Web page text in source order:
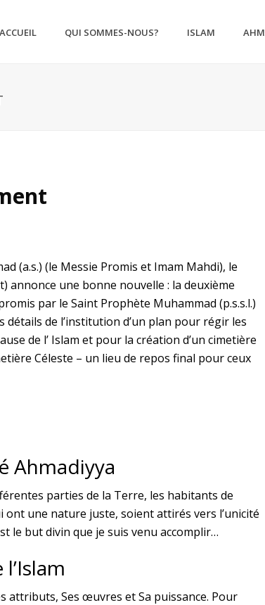
ACCUEIL QUI SOMMES-NOUS? ISLAM
(a.s.) (le Messie Promis et Imam Mahdi), le
annonce une bonne nouvelle : la deuxième
par le Saint Prophète Muhammad (p.s.s.l.)
de l’institution d’un plan pour régir les
de l’ Islam et pour la création d’un cimetière
Céleste – un lieu de repos final pour ceux
Ahmadiyya
parties de la Terre, les habitants de
ont une nature juste, soient attirés vers l’unicité
le but divin que je suis venu accomplir…
attributs, Ses œuvres et Sa puissance. Pour